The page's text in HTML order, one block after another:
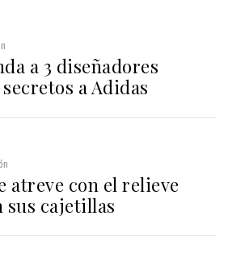
a 3 diseñadores
a Adidas
atreve con el relieve
sus cajetillas